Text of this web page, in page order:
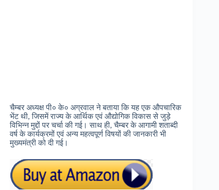
चैम्बर अध्यक्ष पी० के० अग्रवाल ने बताया कि यह एक औपचारिक
भेंट थी, जिसमें राज्य के आर्थिक एवं औद्योगिक विकास से जुड़े
विभिन्न मुद्दों पर चर्चा की गई। साथ ही, चैम्बर के आगामी शताब्दी
वर्ष के कार्यक्रमों एवं अन्य महत्वपूर्ण विषयों की जानकारी भी
मुख्यमंत्री को दी गई।